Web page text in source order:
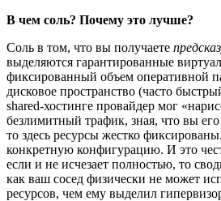
В чем соль? Почему это лучше?
Соль в том, что вы получаете
выделяются гарантированные
фиксированный объем оперативной
дисковое пространство (часто
shared-хостинге провайдер мог
безлимитный трафик, зная, что вы его
то здесь ресурсы жестко
конкретную конфигурацию. И это
если и не исчезает полностью, то
как ваш сосед физически не может
ресурсов, чем ему выделил